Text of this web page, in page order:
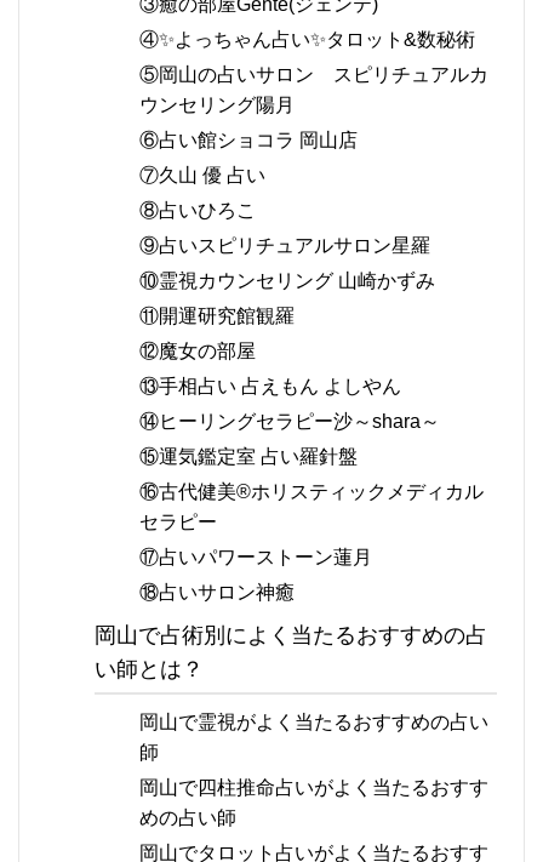
④✨よっちゃん占い✨タロット&数秘術
⑤岡山の占いサロン スピリチュアルカ
ウンセリング陽月
⑥占い館ショコラ 岡山店
⑦久山 優 占い
⑧占いひろこ
⑨占いスピリチュアルサロン星羅
⑩霊視カウンセリング 山崎かずみ
⑪開運研究館観羅
⑫魔女の部屋
⑬手相占い 占えもん よしやん
⑭ヒーリングセラピー沙～shara～
⑮運気鑑定室 占い羅針盤
⑯古代健美®︎ホリスティックメディカル
セラピー
⑰占いパワーストーン蓮月
⑱占いサロン神癒
岡山で占術別によく当たるおすすめの占
い師とは？
岡山で霊視がよく当たるおすすめの占い
師
岡山で四柱推命占いがよく当たるおすす
めの占い師
岡山でタロット占いがよく当たるおすす